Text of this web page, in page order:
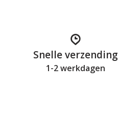
Snelle verzending
1-2 werkdagen